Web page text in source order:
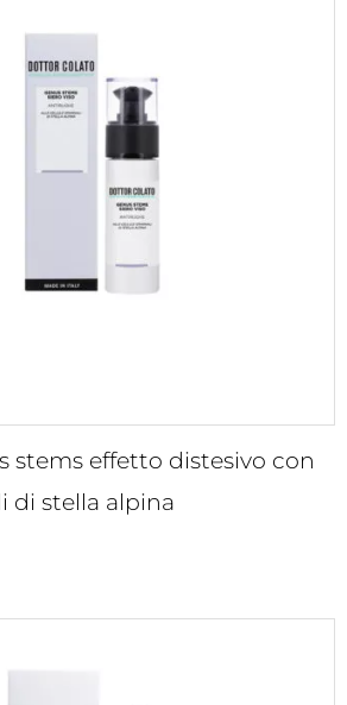
stems effetto distesivo con
di stella alpina